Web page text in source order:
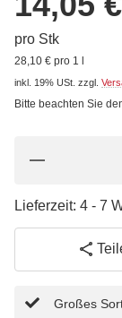
pro Stk
28,10 € pro 1 l
inkl. 19% USt. zzgl.
Bitte beachten Sie
Lieferzeit: 4 - 7
Großes